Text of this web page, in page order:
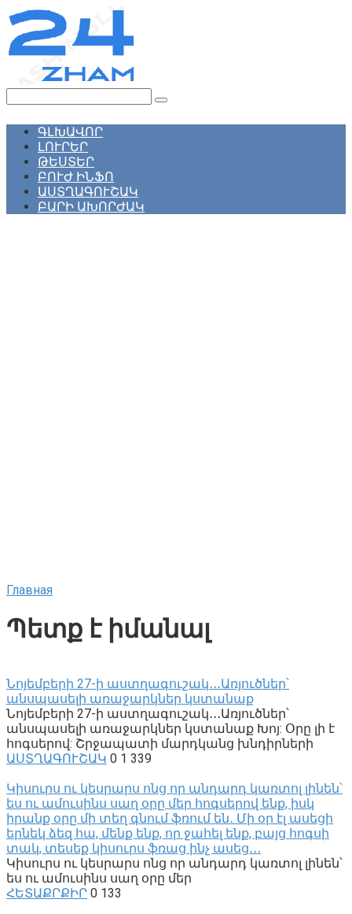
Перейти
к
контенту
ԳԼԽԱՎՈՐ
ԼՈՒՐԵՐ
ԹԵՍՏԵՐ
ԲՈՒԺ ԻՆՖՈ
ԱՍՏՂԱԳՈՒՇԱԿ
ԲԱՐԻ ԱԽՈՐԺԱԿ
Главная
Պետք է իմանալ
Նոյեմբերի 27-ի աստղագուշակ․․․Առյուծներ՝
անսպասելի առաջարկներ կստանաք
Նոյեմբերի 27-ի աստղագուշակ․․․Առյուծներ՝
անսպասելի առաջարկներ կստանաք Խոյ: Օրը լի է
հոգսերով: Շրջապատի մարդկանց խնդիրների
ԱՍՏՂԱԳՈՒՇԱԿ 0 1 339
Կիսուրս ու կեսրարս ոնց որ անդարդ կառտոլ լինեն՝
ես ու ամուսինս սաղ օրը մեր հոգսերով ենք, իսկ
իրանք օրը մի տեղ գնում ֆռում են․ Մի օր էլ ասեցի
երնեկ ձեզ հա, մենք ենք, որ ջահել ենք, բայց հոգսի
տակ, տեսեք կիսուրս ֆռաց ինչ ասեց․․․
Կիսուրս ու կեսրարս ոնց որ անդարդ կառտոլ լինեն՝
ես ու ամուսինս սաղ օրը մեր
ՀԵՏԱՔՐՔԻՐ 0 133